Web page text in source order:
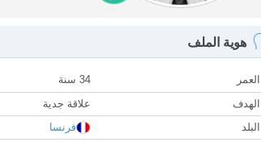
هوية الملف
العمر
34 سنة
الهدف
علاقة جدية
البلد
فرنسا